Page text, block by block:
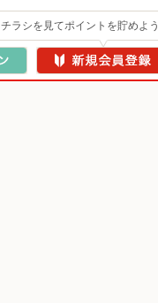
チラシを見てポイントを貯めよう